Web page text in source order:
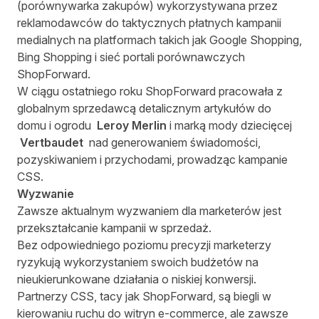
(porównywarka zakupów) wykorzystywana przez
reklamodawców do taktycznych płatnych kampanii
medialnych na platformach takich jak Google Shopping,
Bing Shopping i sieć portali porównawczych
ShopForward.
W ciągu ostatniego roku ShopForward pracowała z
globalnym sprzedawcą detalicznym artykułów do
domu i ogrodu Leroy Merlin i marką mody dziecięcej
Vertbaudet nad generowaniem świadomości,
pozyskiwaniem i przychodami, prowadząc kampanie
CSS.
Wyzwanie
Zawsze aktualnym wyzwaniem dla marketerów jest
przekształcanie kampanii w sprzedaż.
Bez odpowiedniego poziomu precyzji marketerzy
ryzykują wykorzystaniem swoich budżetów na
nieukierunkowane działania o niskiej konwersji.
Partnerzy CSS, tacy jak ShopForward, są biegli w
kierowaniu ruchu do witryn e-commerce, ale zawsze